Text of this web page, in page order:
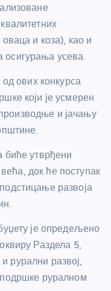
и коза), као и
осигурања усева.
ових конкурса
који је усмерен
и јачању
биће утврђени
док ће поступак
развоја
је опредељено
Раздела 5,
рурални развој,
подршке руралном